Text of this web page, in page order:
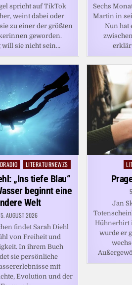
spricht auf TikTok
weint dabei oder
zu einer der größten
geworden.
will sie nicht sein…
Sechs
Martin in
Nun hat
LITERATURNEWZS
„Ins tiefe Blau“
beginnt eine
Welt
5. AUGUST 2026
findet Sarah Diehl
von Freiheit und
In ihrem Buch
sie persönliche
mit
Evolution und der
Jan
Hühnerhirt
wurde er